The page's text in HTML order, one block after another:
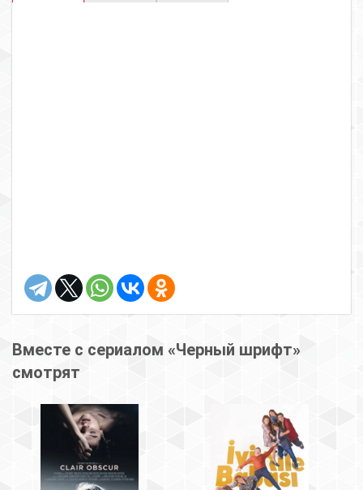
Вместе с сериалом «Черный шрифт»
смотрят